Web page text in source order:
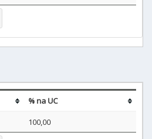
% na UC
100,00